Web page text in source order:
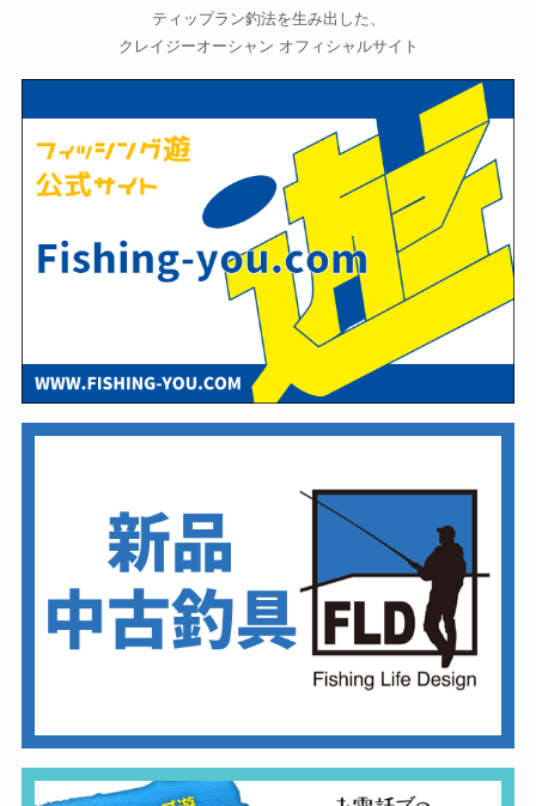
ティップラン釣法を生み出した、
クレイジーオーシャン オフィシャルサイト